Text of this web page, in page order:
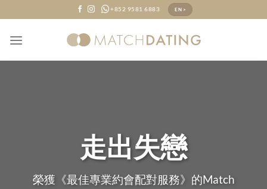
to
content
+852 9581 6883 EN >
走出失戀
榮獲《最佳專業約會配對服務》的Match